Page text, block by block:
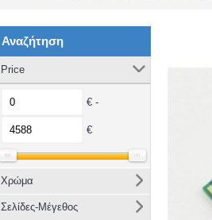
Αναζήτηση
Price
€ -
€
Χρώμα
Σελίδες-Μέγεθος